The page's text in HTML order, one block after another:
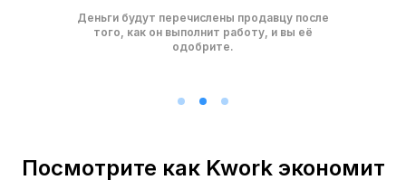
Деньги будут перечислены продавцу после
того, как он выполнит работу, и вы её
одобрите.
Посмотрите как Kwork экономит